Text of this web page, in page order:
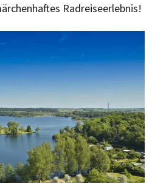
Rad­reise­er­lebnis!